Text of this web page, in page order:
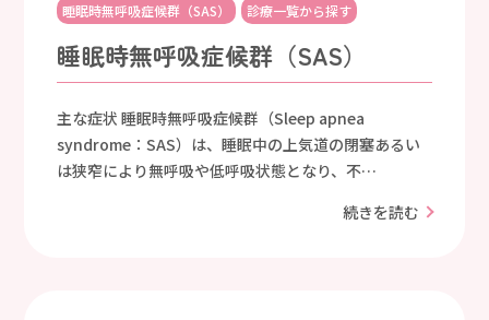
睡眠時無呼吸症候群（SAS） 診療一覧から探す
睡眠時無呼吸症候群（SAS）
主な症状 睡眠時無呼吸症候群（Sleep apnea
syndrome：SAS）は、睡眠中の上気道の閉塞あるい
は狭窄により無呼吸や低呼吸状態となり、不…
続きを読む